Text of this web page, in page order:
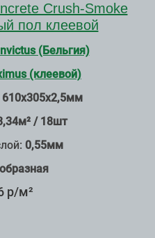
Crush-Smoke
пол клеевой
(Бельгия)
(клеевой)
610х305х2,5мм
/ 18шт
0,55мм
р/м²